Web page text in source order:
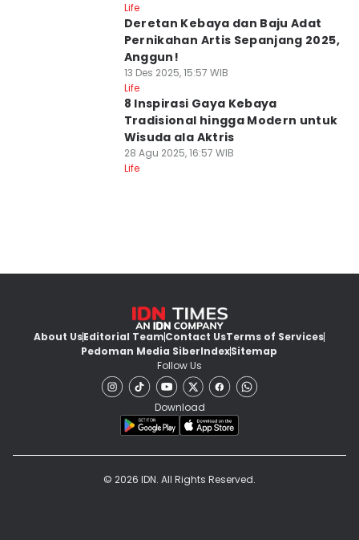
Life
Deretan Kebaya dan Baju Adat
Pernikahan Artis Sepanjang 2025,
Anggun!
13 Des 2025, 15:57 WIB
Life
8 Inspirasi Gaya Kebaya
Tradisional hingga Modern untuk
Wisuda ala Aktris
28 Agu 2025, 16:57 WIB
Life
About UsEditorial TeamContact UsTerms of Services
Pedoman Media SiberIndexSitemap
Follow Us
Download
© 2026 IDN. All Rights Reserved.